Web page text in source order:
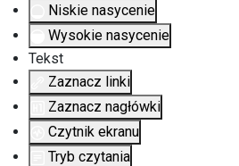
Niskie nasycenie
Wysokie nasycenie
Tekst
Zaznacz linki
Zaznacz nagłówki
Czytnik ekranu
Tryb czytania